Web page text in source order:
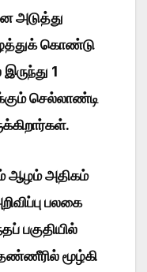
அடுத்து
கொண்டு
1
செல்லாண்டி
ஆழம் அதிகம்
பலகை
பகுதியில்
மூழ்கி